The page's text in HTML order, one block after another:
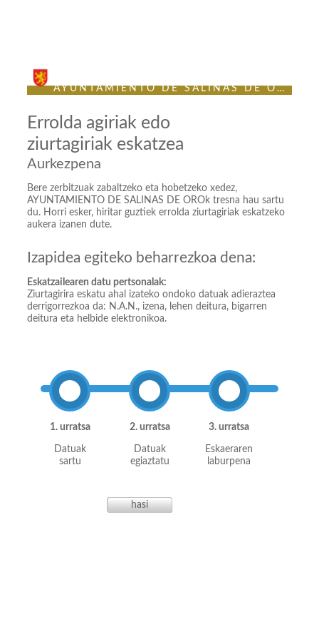
AYUNTAMIENTO DE SALINAS DE ORO
Errolda agiriak edo
ziurtagiriak eskatzea
Aurkezpena
Bere zerbitzuak zabaltzeko eta hobetzeko xedez,
AYUNTAMIENTO DE SALINAS DE OROk tresna hau sartu
du. Horri esker, hiritar guztiek errolda ziurtagiriak eskatzeko
aukera izanen dute.
Izapidea egiteko beharrezkoa dena:
Eskatzailearen datu pertsonalak:
Ziurtagirira eskatu ahal izateko ondoko datuak adieraztea
derrigorrezkoa da: N.A.N., izena, lehen deitura, bigarren
deitura eta helbide elektronikoa.
1. urratsa
Datuak
sartu
2. urratsa
Datuak
egiaztatu
3. urratsa
Eskaeraren
laburpena